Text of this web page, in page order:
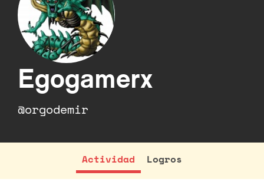
Egogamerx
@orgodemir
Actividad Logros